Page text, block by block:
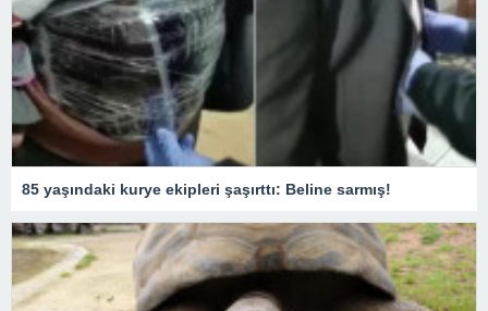
85 yaşındaki kurye ekipleri şaşırttı: Beline sarmış!